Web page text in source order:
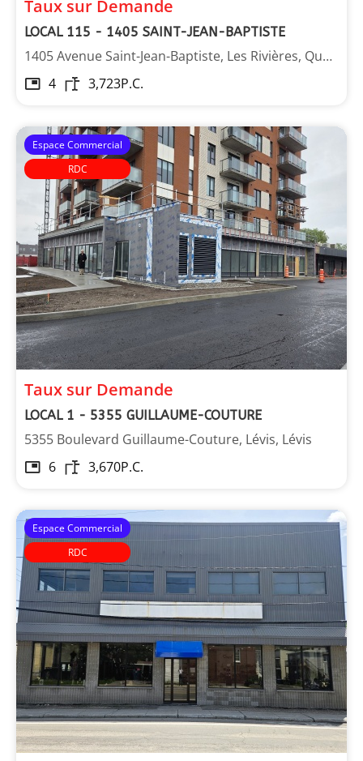
Taux sur Demande
LOCAL 115 - 1405 SAINT-JEAN-BAPTISTE
1405 Avenue Saint-Jean-Baptiste, Les Rivières, Québec
4
3,723P.C.
Espace Commercial
RDC
Taux sur Demande
LOCAL 1 - 5355 GUILLAUME-COUTURE
5355 Boulevard Guillaume-Couture, Lévis, Lévis
6
3,670P.C.
Espace Commercial
RDC